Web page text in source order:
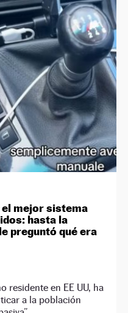
el mejor sistema
hasta la
preguntó qué era
residente en EE UU, ha
a la población